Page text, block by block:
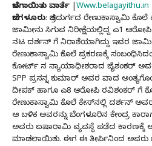
ಬೆಳಗಾಯಿತು ವಾರ್ತೆ
Www.belagayithu.in
ಬೆಂಗಳೂರು: ಚಿತ್ರದುರ್ಗದ ರೇಣುಕಾಸ್ವಾಮಿ
ಜಾಮೀನು ಸಿಗುವ ನಿರೀಕ್ಷೆಯಲ್ಲಿದ್ದ ಎ1
ನಟ ದರ್ಶನ್ ಗೆ ನಿರಾಶೆಯಾಗಿದ್ದು ಇವರ
ರೇಣುಕಾಸ್ವಾಮಿ ಕೊಲೆ ಪ್ರಕರಣಕ್ಕೆ
ಕೋರ್ಟ್ ನ ನ್ಯಾಯಾಧೀಶರಾದ ಜೈಶಂಕರ್
SPP ಪ್ರಸನ್ನ ಕುಮಾರ್ ಅವರ ವಾದ
ದೀಪಕ್ ಹಾಗೂ ಎ8 ಆರೋಪಿ ರವಿಶಂಕರ್ ಗೆ
ರೇಣುಕಾಸ್ವಾಮಿ ಕೊಲೆ ಕೇಸ್​ನಲ್ಲಿ ದರ್ಶನ್​
ಆ ಬಳಿಕ ಅವರನ್ನು ಬೆಂಗಳೂರಿನ ಕೇಂದ್ರ
ಅವರು ಐಷಾರಾಮಿ ವ್ಯವಸ್ಥೆ ಪಡೆದ ಕಾರಣಕ್ಕೆ
ಮಾಡಲಾಯಿತು. ಈಗ ಈ ತೀರ್ಪಿನಿಂದ ಅವರು